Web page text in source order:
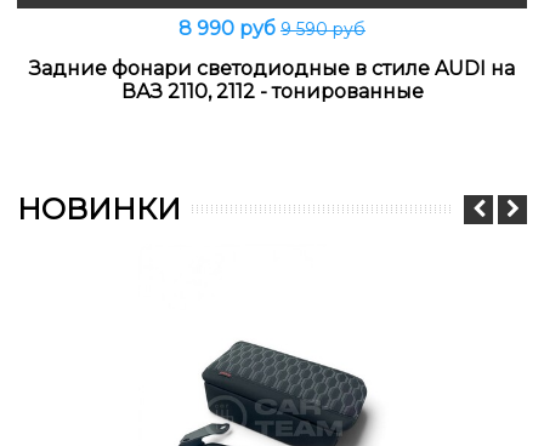
8 990 руб 9 590 руб
Задние фонари светодиодные в стиле AUDI на
ВАЗ 2110, 2112 - тонированные
НОВИНКИ